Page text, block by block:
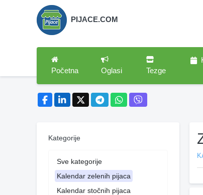
PIJACE.COM
Početna Oglasi Tezge
Kategorije
Sve kategorije
Kalendar zelenih pijaca
Kalendar stočnih pijaca